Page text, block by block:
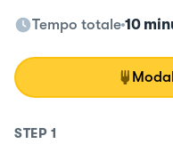
Tempo totale 10
STEP 1